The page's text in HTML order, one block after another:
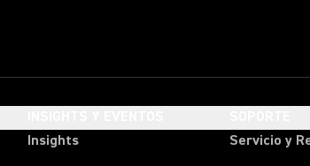
Insights
Servicio y